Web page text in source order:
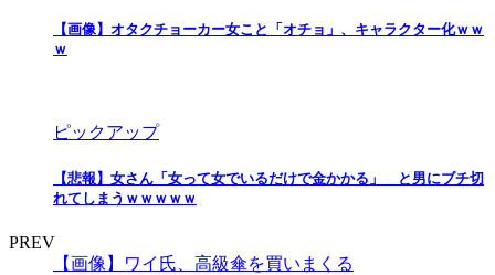
【画像】オタクチョーカー女こと「オチョ」、キャラクター化ｗｗ
ｗ
ピックアップ
【悲報】女さん「女って女でいるだけで金かかる」 と男にブチ切
れてしまうｗｗｗｗｗ
PREV
【画像】ワイ氏、高級傘を買いまくる